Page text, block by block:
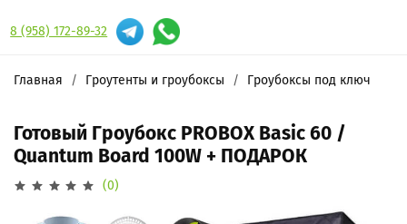
8 (958) 172-89-32
Главная Гроутенты и гроубоксы Гроубоксы под ключ
Готовый Гроубокс PROBOX Basic 60 /
Quantum Board 100W + ПОДАРОК
(0)